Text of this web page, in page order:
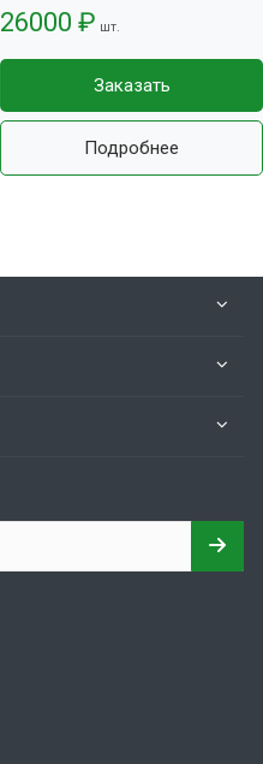
26000 ₽ шт.
Заказать
Подробнее